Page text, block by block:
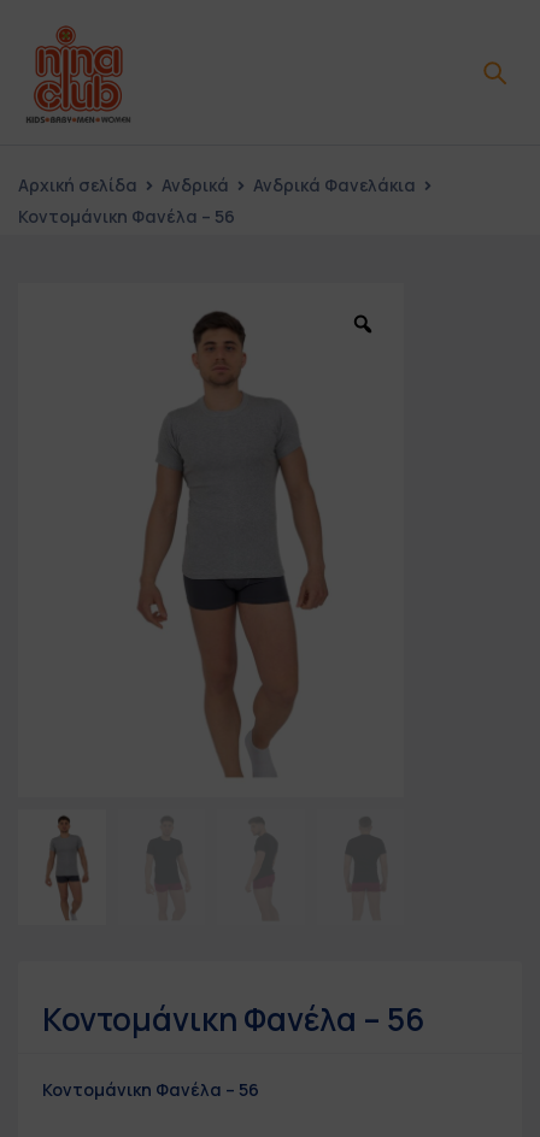
Αρχική σελίδα Ανδρικά
Ανδρικά Φανελάκια
Κοντομάνικη Φανέλα – 56
Κοντομάνικη Φανέλα – 56
Κοντομάνικη Φανέλα – 56